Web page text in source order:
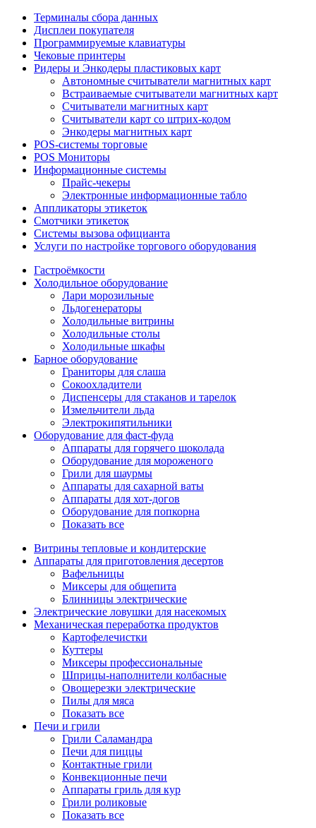
Терминалы сбора данных
Дисплеи покупателя
Программируемые клавиатуры
Чековые принтеры
Ридеры и Энкодеры пластиковых карт
Автономные считыватели магнитных карт
Встраиваемые считыватели магнитных карт
Считыватели магнитных карт
Считыватели карт со штрих-кодом
Энкодеры магнитных карт
POS-системы торговые
POS Мониторы
Информационные системы
Прайс-чекеры
Электронные информационные табло
Аппликаторы этикеток
Смотчики этикеток
Системы вызова официанта
Услуги по настройке торгового оборудования
Гастроёмкости
Холодильное оборудование
Лари морозильные
Льдогенераторы
Холодильные витрины
Холодильные столы
Холодильные шкафы
Барное оборудование
Граниторы для слаша
Сокоохладители
Диспенсеры для стаканов и тарелок
Измельчители льда
Электрокипятильники
Оборудование для фаст-фуда
Аппараты для горячего шоколада
Оборудование для мороженого
Грили для шаурмы
Аппараты для сахарной ваты
Аппараты для хот-догов
Оборудование для попкорна
Показать все
Витрины тепловые и кондитерские
Аппараты для приготовления десертов
Вафельницы
Миксеры для общепита
Блинницы электрические
Электрические ловушки для насекомых
Механическая переработка продуктов
Картофелечистки
Куттеры
Миксеры профессиональные
Шприцы-наполнители колбасные
Овощерезки электрические
Пилы для мяса
Показать все
Печи и грили
Грили Саламандра
Печи для пиццы
Контактные грили
Конвекционные печи
Аппараты гриль для кур
Грили роликовые
Показать все